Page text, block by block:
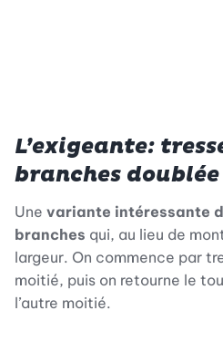
L’exigeante:
branches doublée
Une variante intéressante
branches qui, au lieu de
largeur. On commence par
moitié, puis on retourne le
l’autre moitié.